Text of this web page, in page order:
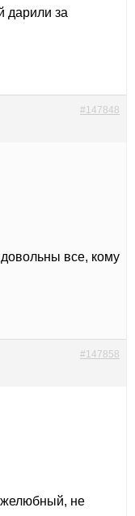
дарили за
#147848
все, кому
#147858
не